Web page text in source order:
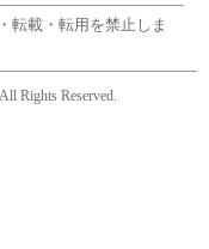
転載・転用を禁止しま
Rights Reserved.